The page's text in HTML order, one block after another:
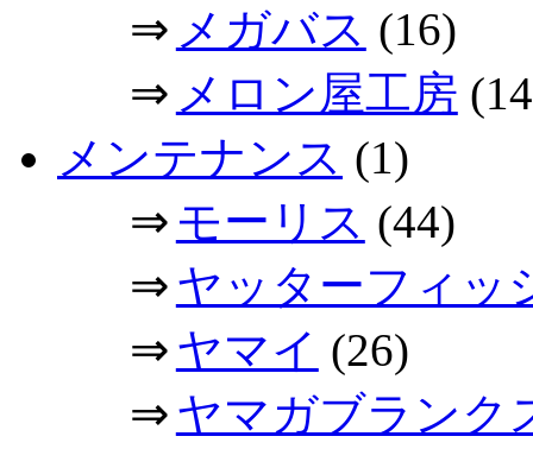
⇒ メガバス (16)
⇒ メロン屋工房
メンテナンス (1)
⇒ モーリス (44)
⇒ ヤッターフィッ
⇒ ヤマイ (26)
⇒ ヤマガブランク